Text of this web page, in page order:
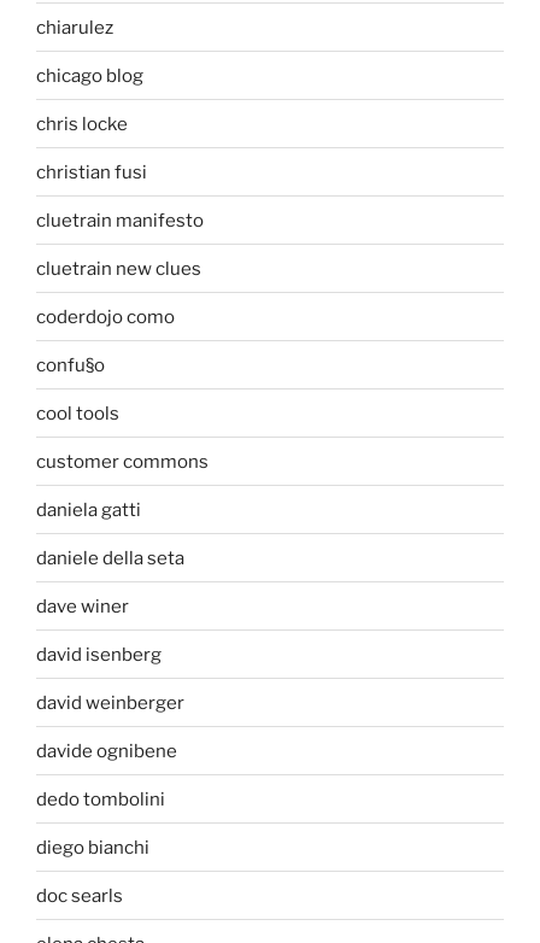
chiarulez
chicago blog
chris locke
christian fusi
cluetrain manifesto
cluetrain new clues
coderdojo como
confu§o
cool tools
customer commons
daniela gatti
daniele della seta
dave winer
david isenberg
david weinberger
davide ognibene
dedo tombolini
diego bianchi
doc searls